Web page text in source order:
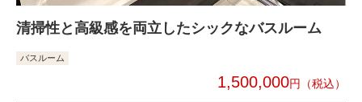
清掃性と高級感を両立したシックなバスルーム
バスルーム
1,500,000円